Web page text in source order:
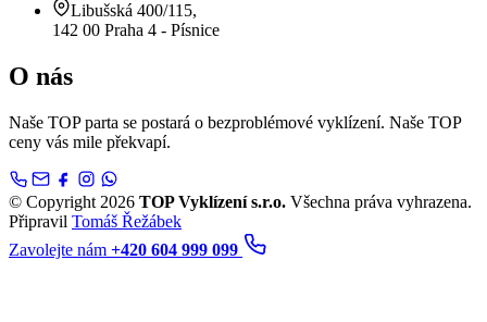
Libušská 400/115,
142 00 Praha 4 - Písnice
O nás
Naše TOP parta se postará o bezproblémové vyklízení. Naše TOP
ceny vás mile překvapí.
© Copyright 2026 TOP Vyklízení s.r.o. Všechna práva vyhrazena.
Připravil Tomáš Řežábek
Zavolejte nám +420 604 999 099